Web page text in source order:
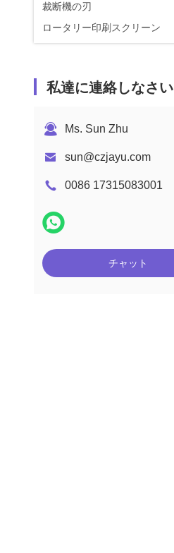
裁断機の刃
ロータリー印刷スクリーン
私達に連絡しなさい
Ms. Sun Zhu
sun@czjayu.com
0086 17315083001
チャット